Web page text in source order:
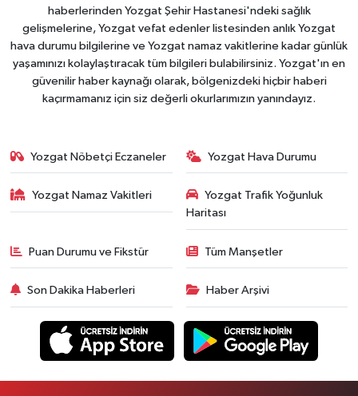
haberlerinden Yozgat Şehir Hastanesi'ndeki sağlık
gelişmelerine, Yozgat vefat edenler listesinden anlık Yozgat
hava durumu bilgilerine ve Yozgat namaz vakitlerine kadar günlük
yaşamınızı kolaylaştıracak tüm bilgileri bulabilirsiniz. Yozgat'ın en
güvenilir haber kaynağı olarak, bölgenizdeki hiçbir haberi
kaçırmamanız için siz değerli okurlarımızın yanındayız.
Yozgat Nöbetçi Eczaneler Yozgat Hava Durumu
Yozgat Namaz Vakitleri
Yozgat Trafik Yoğunluk
Haritası
Puan Durumu ve Fikstür Tüm Manşetler
Son Dakika Haberleri Haber Arşivi